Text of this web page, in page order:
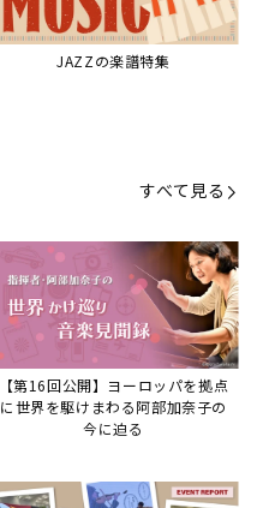
JAZZの楽譜特集
すべて見る
【第16回公開】ヨーロッパを拠点
に世界を駆けまわる阿部加奈子の
今に迫る